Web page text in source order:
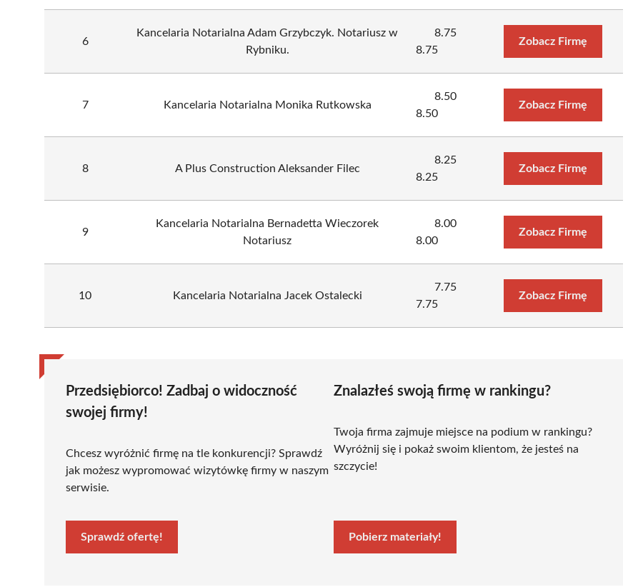
6
Kancelaria Notarialna Adam Grzybczyk. Notariusz w
Rybniku.
8.75
8.75
Zobacz Firmę
7 Kancelaria Notarialna Monika Rutkowska
8.50
8.50
Zobacz Firmę
8 A Plus Construction Aleksander Filec
8.25
8.25
Zobacz Firmę
9
Kancelaria Notarialna Bernadetta Wieczorek
Notariusz
8.00
8.00
Zobacz Firmę
10 Kancelaria Notarialna Jacek Ostalecki
7.75
7.75
Zobacz Firmę
Przedsiębiorco! Zadbaj o widoczność
swojej firmy!
Chcesz wyróżnić firmę na tle konkurencji? Sprawdź
jak możesz wypromować wizytówkę firmy w naszym
serwisie.
Sprawdź ofertę!
Znalazłeś swoją firmę w rankingu?
Twoja firma zajmuje miejsce na podium w rankingu?
Wyróżnij się i pokaż swoim klientom, że jesteś na
szczycie!
Pobierz materiały!